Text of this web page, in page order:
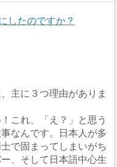
したのですか？
主に３つ理由がありま
これ、「え？」と思う
なんです。日本人が多
で固まってしまいがち
、そして日本語中心生